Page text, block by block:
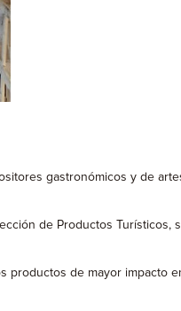
gastronómicos y de
de Productos
de mayor impacto